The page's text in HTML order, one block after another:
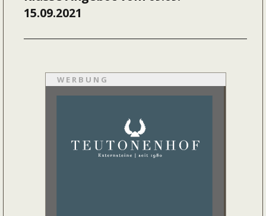
Beitrag:
15.09.2021
WERBUNG